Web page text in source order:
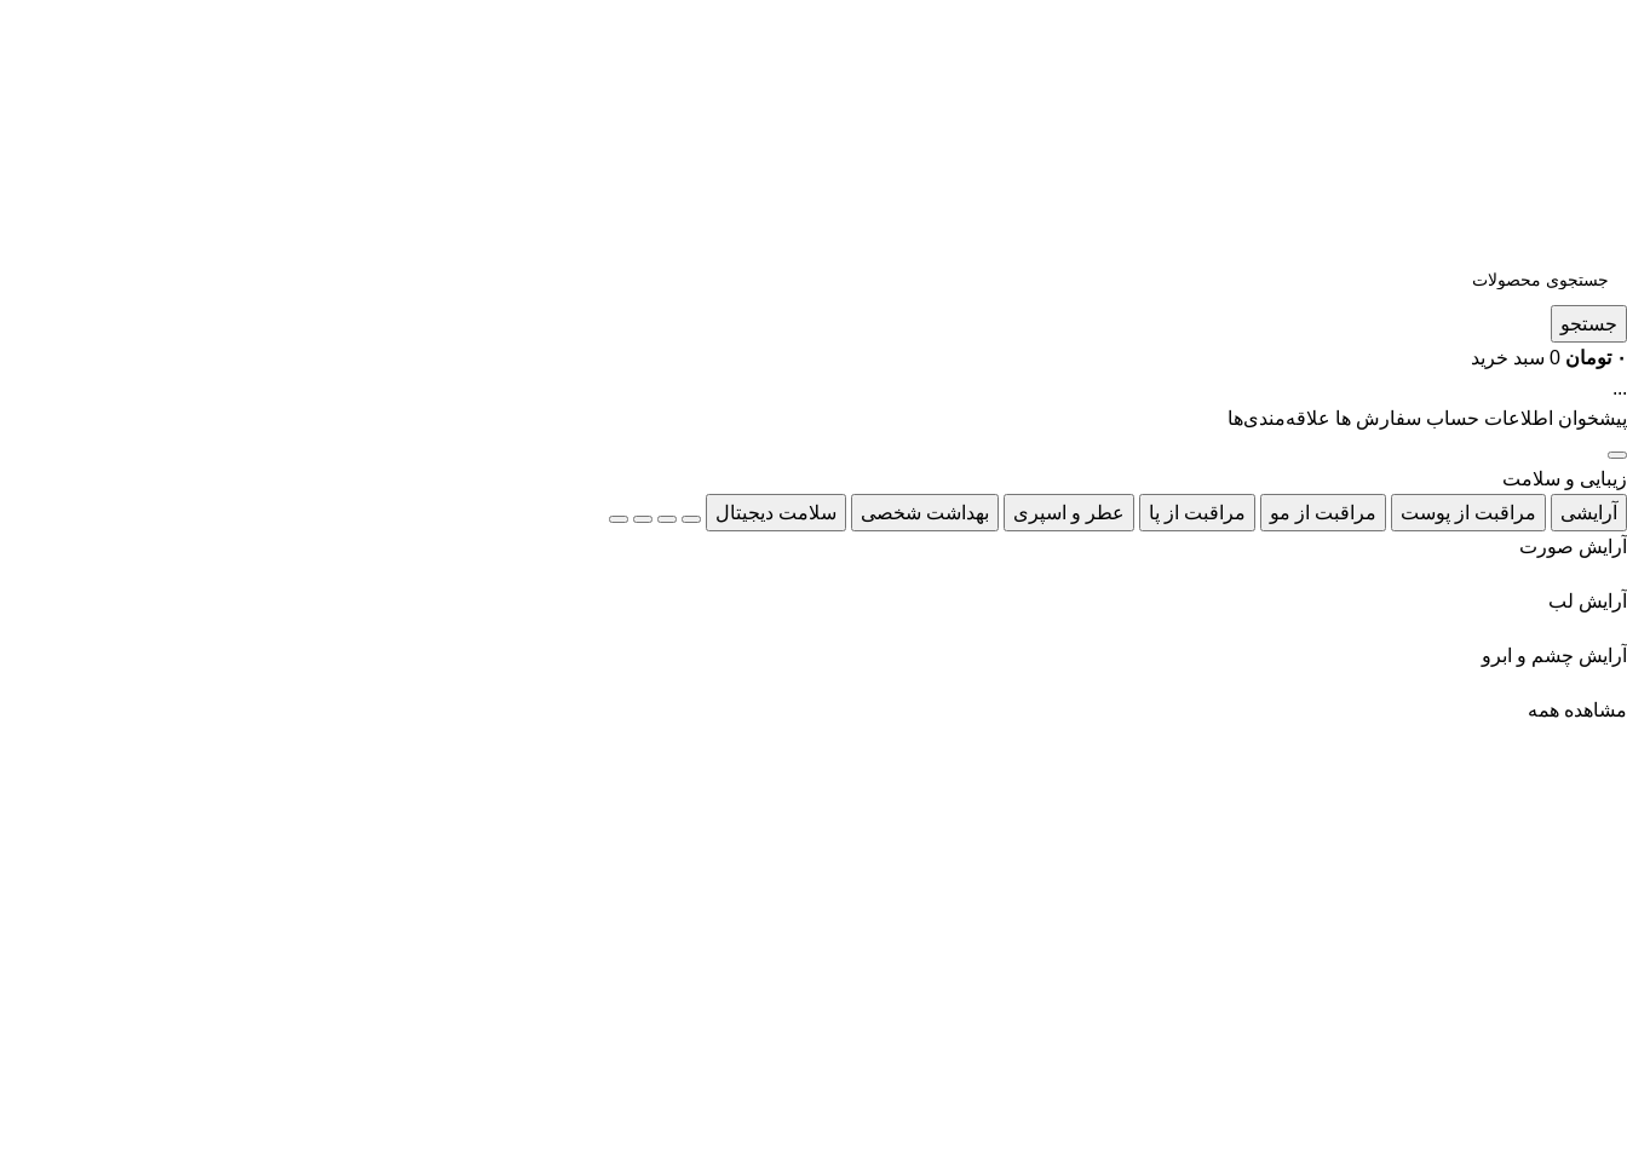
جستجو
۰ تومان 0 سبد خرید
...
پیشخوان اطلاعات حساب سفارش ها علاقه‌مندی‌ها
زیبایی و سلامت
آرایشی
مراقبت از پوست مراقبت از مو مراقبت از پا عطر و اسپری بهداشت شخصی
سلامت دیجیتال
آرایش صورت
آرایش لب
آرایش چشم و ابرو
مشاهده همه